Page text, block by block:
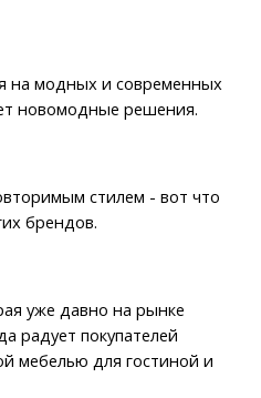
на модных и современных
новомодные решения.
стилем - вот что
брендов.
уже давно на рынке
радует покупателей
мебелью для гостиной и